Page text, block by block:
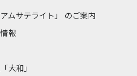
ムサテライト」 のご案内
報
大和」